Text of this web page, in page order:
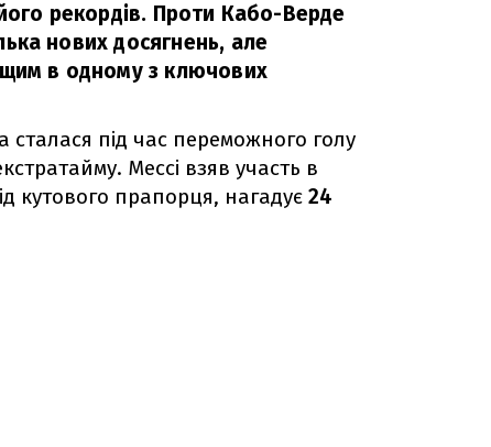
рекордів. Проти Кабо-Верде
нових досягнень, але
в одному з ключових
під час переможного голу
Мессі взяв участь в
кутового прапорця, нагадує 24